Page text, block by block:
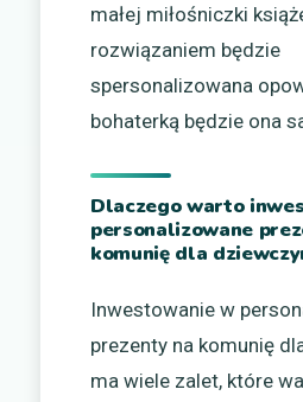
małej miłośniczki
rozwiązaniem będzie
spersonalizowana
bohaterką będzie ona
Dlaczego warto
personalizowane
komunię dla
Inwestowanie w
prezenty na komunię
ma wiele zalet, które